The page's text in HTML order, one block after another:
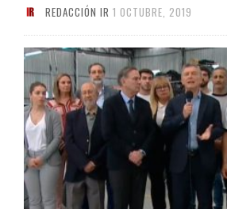
REDACCIÓN IR 1 OCTUBRE, 2019